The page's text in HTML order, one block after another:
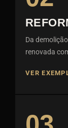
Da
renovada
VER